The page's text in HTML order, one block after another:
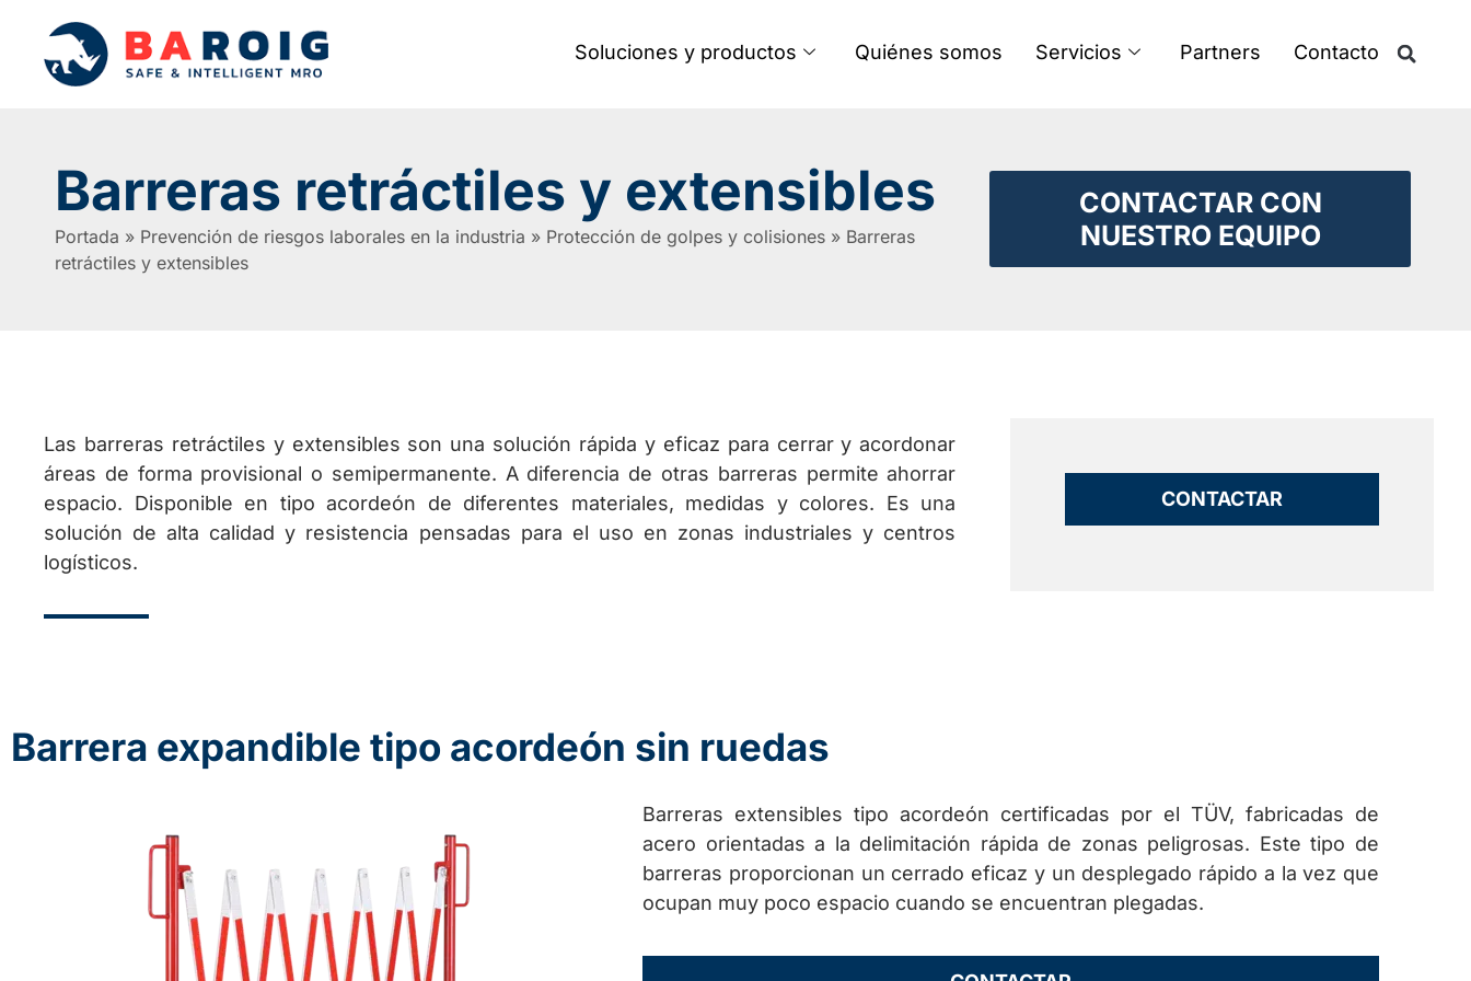
Soluciones y productos Quiénes somos Servicios Partners Contacto
Barreras retráctiles y extensibles
Portada » Prevención de riesgos laborales en la industria » Protección de golpes y colisiones » Barreras
retráctiles y extensibles
CONTACTAR CON
NUESTRO EQUIPO
Las barreras retráctiles y extensibles son una solución rápida y eficaz para cerrar y acordonar
áreas de forma provisional o semipermanente. A diferencia de otras barreras permite ahorrar
espacio. Disponible en tipo acordeón de diferentes materiales, medidas y colores. Es una
solución de alta calidad y resistencia pensadas para el uso en zonas industriales y centros
logísticos.
CONTACTAR
Barrera expandible tipo acordeón sin ruedas
Barreras extensibles tipo acordeón certificadas por el TÜV, fabricadas de
acero orientadas a la delimitación rápida de zonas peligrosas. Este tipo de
barreras proporcionan un cerrado eficaz y un desplegado rápido a la vez que
ocupan muy poco espacio cuando se encuentran plegadas.